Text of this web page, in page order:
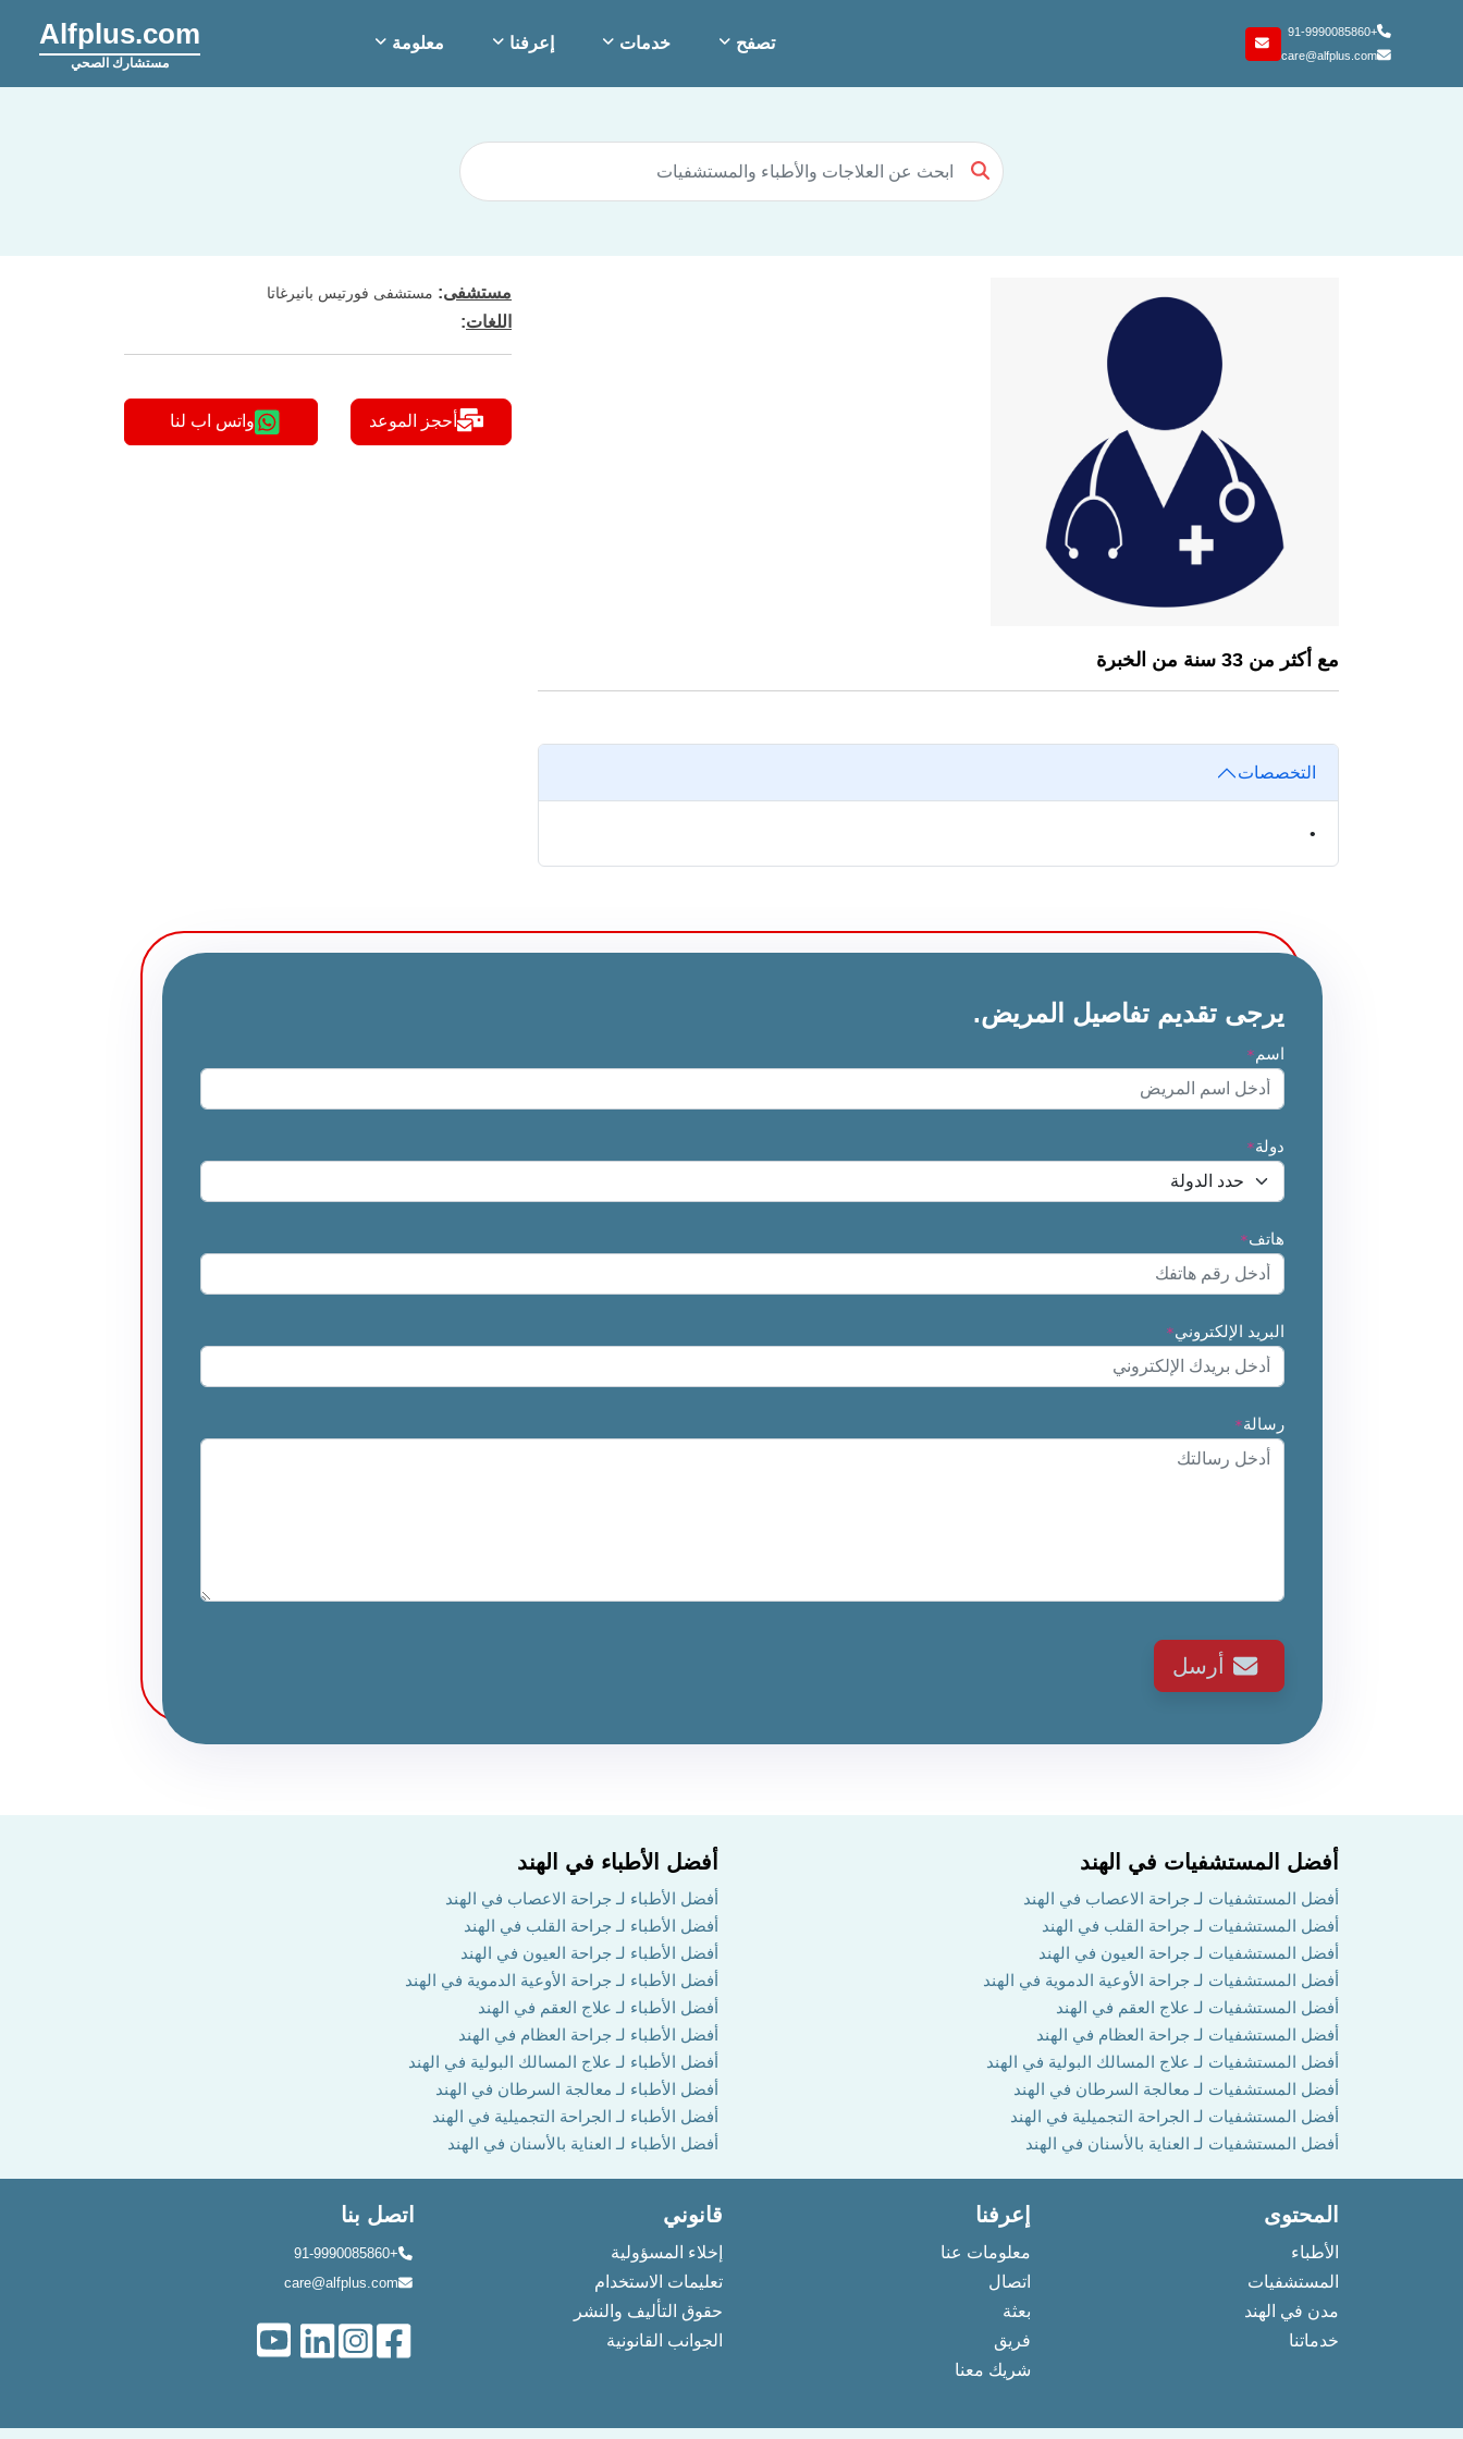
Alfplus.com
مستشارك الصحي
+91-9990085860
care@alfplus.com
تصفح خدمات إعرفنا معلومة
مع أكثر من 33 سنة من الخبرة
التخصصات
•
مستشفى: مستشفى فورتيس بانيرغاتا
اللغات:
أحجز الموعد واتس اب لنا
يرجى تقديم تفاصيل المريض.
اسم *
دولة*
هاتف*
البريد الإلكتروني*
رسالة*
أرسل
أفضل المستشفيات في الهند
أفضل المستشفيات لـ جراحة الاعصاب في الهند
أفضل المستشفيات لـ جراحة القلب في الهند
أفضل المستشفيات لـ جراحة العيون في الهند
أفضل المستشفيات لـ جراحة الأوعية الدموية في الهند
أفضل المستشفيات لـ علاج العقم في الهند
أفضل المستشفيات لـ جراحة العظام في الهند
أفضل المستشفيات لـ علاج المسالك البولية في الهند
أفضل المستشفيات لـ معالجة السرطان في الهند
أفضل المستشفيات لـ الجراحة التجميلية في الهند
أفضل المستشفيات لـ العناية بالأسنان في الهند
أفضل الأطباء في الهند
أفضل الأطباء لـ جراحة الاعصاب في الهند
أفضل الأطباء لـ جراحة القلب في الهند
أفضل الأطباء لـ جراحة العيون في الهند
أفضل الأطباء لـ جراحة الأوعية الدموية في الهند
أفضل الأطباء لـ علاج العقم في الهند
أفضل الأطباء لـ جراحة العظام في الهند
أفضل الأطباء لـ علاج المسالك البولية في الهند
أفضل الأطباء لـ معالجة السرطان في الهند
أفضل الأطباء لـ الجراحة التجميلية في الهند
أفضل الأطباء لـ العناية بالأسنان في الهند
المحتوى
الأطباء
المستشفيات
مدن في الهند
خدماتنا
إعرفنا
معلومات عنا
اتصال
بعثة
فريق
شريك معنا
قانوني
إخلاء المسؤولية
تعليمات الاستخدام
حقوق التأليف والنشر
الجوانب القانونية
اتصل بنا
+91-9990085860
care@alfplus.com